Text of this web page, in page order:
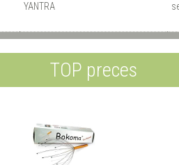
YANTRA
TOP preces